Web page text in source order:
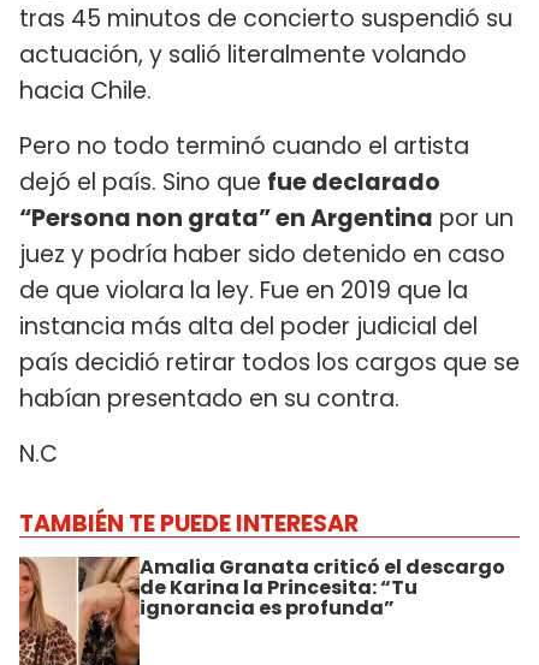
tras 45 minutos de concierto suspendió su
actuación, y salió literalmente volando
hacia Chile.
Pero no todo terminó cuando el artista
dejó el país. Sino que fue declarado
“Persona non grata” en Argentina por un
juez y podría haber sido detenido en caso
de que violara la ley. Fue en 2019 que la
instancia más alta del poder judicial del
país decidió retirar todos los cargos que se
habían presentado en su contra.
N.C
TAMBIÉN TE PUEDE INTERESAR
Amalia Granata criticó el descargo
de Karina la Princesita: “Tu
ignorancia es profunda”